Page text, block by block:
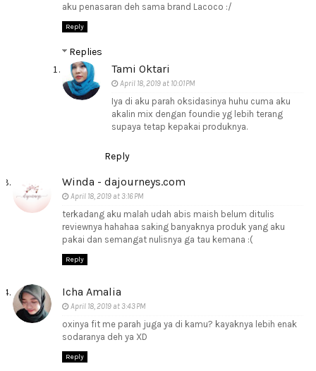
aku penasaran deh sama brand Lacoco :/
Reply
Replies
Tami Oktari
April 18, 2019 at 10:01 PM
Iya di aku parah oksidasinya huhu cuma aku
akalin mix dengan foundie yg lebih terang
supaya tetap kepakai produknya.
Reply
Winda - dajourneys.com
April 18, 2019 at 3:16 PM
terkadang aku malah udah abis maish belum ditulis
reviewnya hahahaa saking banyaknya produk yang aku
pakai dan semangat nulisnya ga tau kemana :(
Reply
Icha Amalia
April 18, 2019 at 3:43 PM
oxinya fit me parah juga ya di kamu? kayaknya lebih enak
sodaranya deh ya XD
Reply